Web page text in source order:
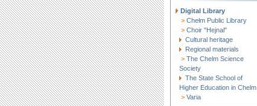
Digital Library
> Chełm Public Library
> Choir "Hejnal"
Cultural heritage
Regional materials
> The Chelm Science
Society
The State School of
Higher Education in Chelm
> Varia